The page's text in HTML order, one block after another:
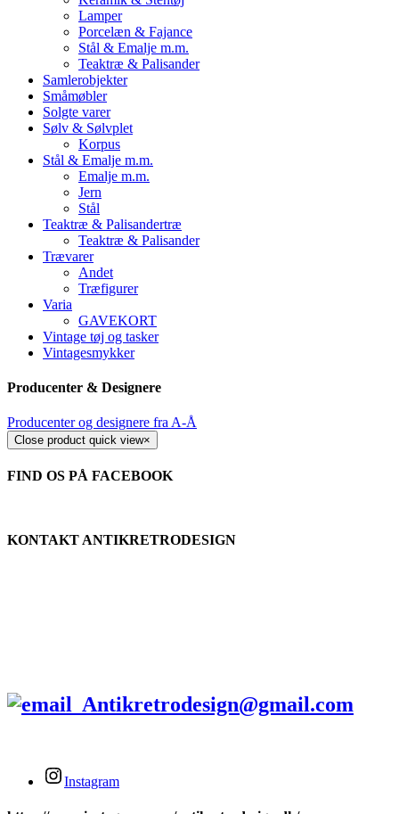
Lamper
Porcelæn & Fajance
Stål & Emalje m.m.
Teaktræ & Palisander
Samlerobjekter
Småmøbler
Solgte varer
Sølv & Sølvplet
Korpus
Stål & Emalje m.m.
Emalje m.m.
Jern
Stål
Teaktræ & Palisandertræ
Teaktræ & Palisander
Trævarer
Andet
Træfigurer
Varia
GAVEKORT
Vintage tøj og tasker
Vintagesmykker
Producenter & Designere
Producenter og designere fra A-Å
Close product quick view×
FIND OS PÅ FACEBOOK
KONTAKT ANTIKRETRODESIGN
Antikretrodesign@gmail.com
Instagram